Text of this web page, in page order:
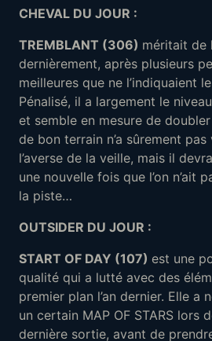
CHEVAL DU JOUR :
TREMBLANT (306) méritait de
dernièrement, après plusieurs
meilleures que ne l’indiquaient
Pénalisé, il a largement le
et semble en mesure de
de bon terrain n’a sûrement
l’averse de la veille, mais il
une nouvelle fois que l’on n’ait
la piste…
OUTSIDER DU JOUR :
START OF DAY (107) est une
qualité qui a lutté avec des
premier plan l’an dernier. Elle a
un certain MAP OF STARS lors
dernière sortie, avant de